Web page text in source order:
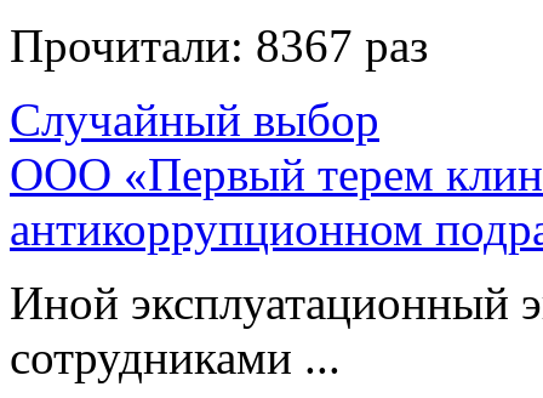
Прочитали: 8367 раз
Случайный выбор
ООО «Первый терем
антикоррупционном
Иной эксплуатационный
сотрудниками ...